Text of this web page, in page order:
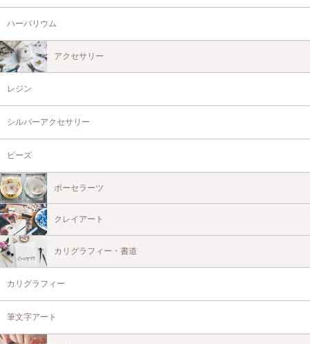
ハーバリウム
アクセサリー
レジン
シルバーアクセサリー
ビーズ
ポーセラーツ
クレイアート
カリグラフィー・書道
カリグラフィー
筆文字アート